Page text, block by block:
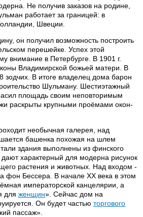
Не получив заказов на родине,
работает за границей: в
Швеции.
он получил возможность построить
перешейке. Успех этой
внимание в Петербурге. В 1901 г.
Владимирской божьей матери. В
зодчих. В итоге владелец дома барон
Шульману. Шестиэтажный
площадь своим неповторимым
раскрыты крупными проёмами окон-
необычная галерея, над
башенка похожая на шлем
здания выполнены из финского
характерный для модерна рисунок
растения и животных. Над входом -
фон Бессера. В начале XX века в этом
императорской канцелярии, а
для женщин». Сейчас дом на
Он будет частью торгового
пассаж».